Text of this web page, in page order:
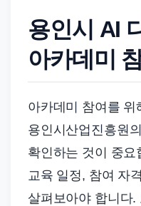
용인시 AI
아카데미
아카데미 참여를 위
용인시산업진흥원
확인하는 것이 중
교육 일정, 참여 자
살펴보아야 합니다